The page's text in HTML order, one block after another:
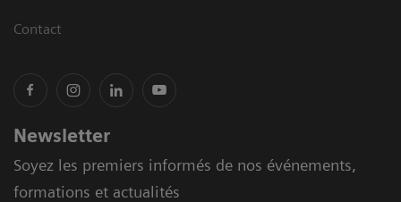
Contact
Newsletter
Soyez les premiers informés de nos événements,
formations et actualités